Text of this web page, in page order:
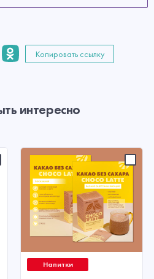
Копировать ссылку
интересно
Напитки